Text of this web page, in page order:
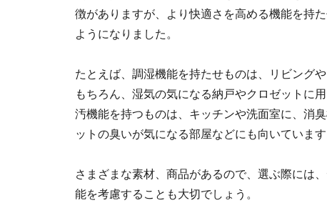
徴がありますが、より快適さを高める機能を持
ようになりました。
たとえば、調湿機能を持たせものは、リビング
もちろん、湿気の気になる納戸やクロゼットに
汚機能を持つものは、キッチンや洗面室に、消
ットの臭いが気になる部屋などにも向いています
さまざまな素材、商品があるので、選ぶ際には
能を考慮することも大切でしょう。